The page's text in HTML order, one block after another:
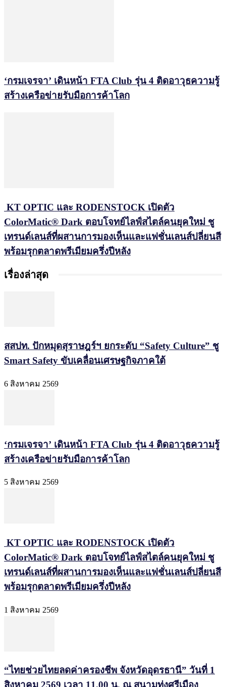
‘กรมเจรจา’ เดินหน้า FTA Club รุ่น 4 ติดอาวุธความรู้
สร้างเครือข่ายรับมือการค้าโลก
KT OPTIC และ RODENSTOCK เปิดตัว
ColorMatic® Dark ตอบโจทย์ไลฟ์สไตล์คนยุคใหม่ ชู
เทรนด์เลนส์ที่ผสานการมองเห็นและแฟชั่นเลนส์ปลี่ยนสี
พร้อมรุกตลาดพรีเมียมครึ่งปีหลัง
เรื่องล่าสุด
สสปท. ปักหมุดสุราษฎร์ฯ ยกระดับ “Safety Culture” ชู
Smart Safety ขับเคลื่อนเศรษฐกิจภาคใต้
6 สิงหาคม 2569
‘กรมเจรจา’ เดินหน้า FTA Club รุ่น 4 ติดอาวุธความรู้
สร้างเครือข่ายรับมือการค้าโลก
5 สิงหาคม 2569
KT OPTIC และ RODENSTOCK เปิดตัว
ColorMatic® Dark ตอบโจทย์ไลฟ์สไตล์คนยุคใหม่ ชู
เทรนด์เลนส์ที่ผสานการมองเห็นและแฟชั่นเลนส์ปลี่ยนสี
พร้อมรุกตลาดพรีเมียมครึ่งปีหลัง
1 สิงหาคม 2569
“ไทยช่วยไทยลดค่าครองชีพ จังหวัดอุดรธานี” วันที่ 1